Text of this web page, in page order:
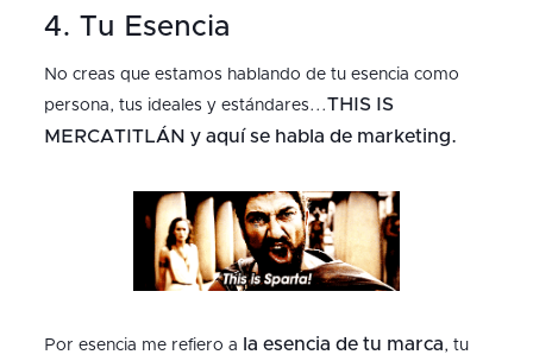
4. Tu Esencia
No creas que estamos hablando de tu esencia como
persona, tus ideales y estándares...THIS IS
MERCATITLÁN y aquí se habla de marketing.
Por esencia me refiero a la esencia de tu marca, tu